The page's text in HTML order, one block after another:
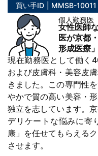
買い手ID
MMSB-10011
個人勤務
女性医師
医が京都
形成医療」
現在勤務医として働く
および皮膚科・美容皮
きました。この専門性
やかで質の高い美容・
独立を志しています。
デリケートな悩みに寄
康」を任せてもらえる
させます。